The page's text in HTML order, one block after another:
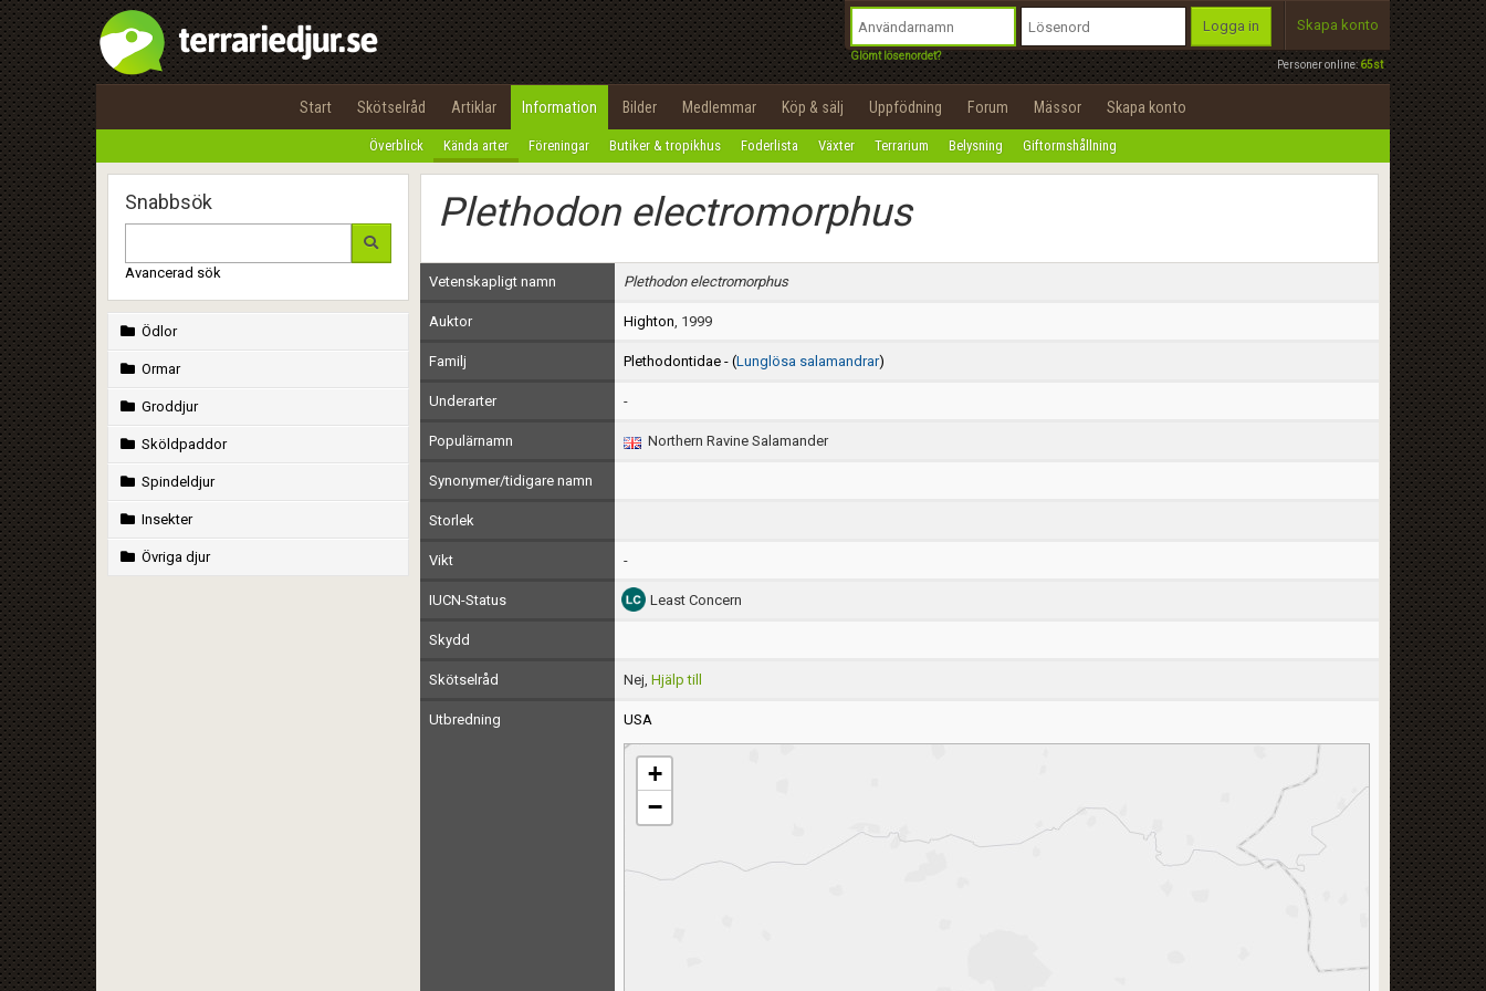
Personer online:65st
Logga in
Glömt lösenordet?
Skapa konto
Start Skötselråd Artiklar Information Bilder Medlemmar Köp & sälj Uppfödning Forum Mässor Skapa konto
Överblick Kända arter Föreningar Butiker & tropikhus Foderlista Växter Terrarium Belysning Giftormshållning
Snabbsök
Avancerad sök
Ödlor
Ormar
Groddjur
Sköldpaddor
Spindeldjur
Insekter
Övriga djur
Plethodon electromorphus
Vetenskapligt namn Plethodon electromorphus
Auktor Highton, 1999
Familj Plethodontidae - (Lunglösa salamandrar)
Underarter -
Populärnamn Northern Ravine Salamander
Synonymer/tidigare namn
Storlek
Vikt -
IUCN-Status Least Concern
Skydd
Skötselråd Nej, Hjälp till
Utbredning USA
+
−
Utför
100%
OK
integritetspolicy
Namn:
Epost:
Användarnamn:
Lösenord:
Privacy Policy
Terms of Service
Begär nytt lösenord
Tillbaka till förstasidan